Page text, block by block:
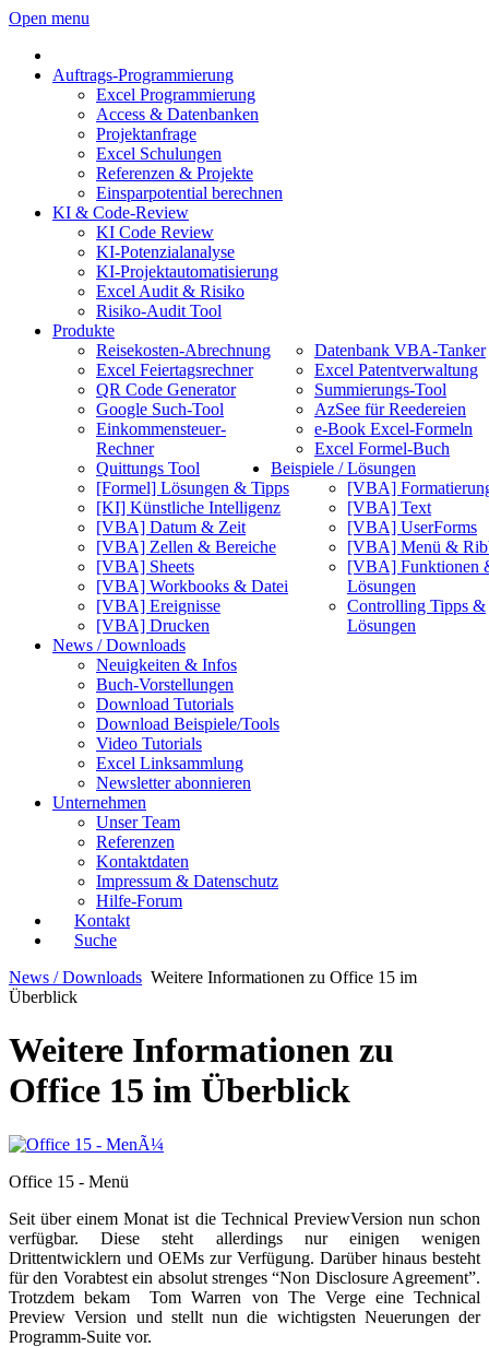
Open menu
Auftrags-Programmierung
Excel Programmierung
Access & Datenbanken
Projektanfrage
Excel Schulungen
Referenzen & Projekte
Einsparpotential berechnen
KI & Code-Review
KI Code Review
KI-Potenzialanalyse
KI-Projektautomatisierung
Excel Audit & Risiko
Risiko-Audit Tool
Produkte
Reisekosten-Abrechnung
Excel Feiertagsrechner
QR Code Generator
Google Such-Tool
Einkommensteuer-
Rechner
Quittungs Tool
Datenbank VBA-Tanker
Excel Patentverwaltung
Summierungs-Tool
AzSee für Reedereien
e-Book Excel-Formeln
Excel Formel-Buch
Beispiele / Lösungen
[Formel] Lösungen & Tipps
[KI] Künstliche Intelligenz
[VBA] Datum & Zeit
[VBA] Zellen & Bereiche
[VBA] Sheets
[VBA] Workbooks & Datei
[VBA] Ereignisse
[VBA] Drucken
[VBA]
[VBA] Text
[VBA] UserForms
[VBA] Menü &
[VBA] Funktionen
Lösungen
Controlling Tipps &
Lösungen
News / Downloads
Neuigkeiten & Infos
Buch-Vorstellungen
Download Tutorials
Download Beispiele/Tools
Video Tutorials
Excel Linksammlung
Newsletter abonnieren
Unternehmen
Unser Team
Referenzen
Kontaktdaten
Impressum & Datenschutz
Hilfe-Forum
Kontakt
Suche
News / Downloads Weitere Informationen zu Office 15 im
Überblick
Weitere Informationen zu
Office 15 im Überblick
Office 15 - Menü
Seit über einem Monat ist die Technical PreviewVersion nun schon
verfügbar. Diese steht allerdings nur einigen wenigen
Drittentwicklern und OEMs zur Verfügung. Darüber hinaus besteht
für den Vorabtest ein absolut strenges “Non Disclosure Agreement”.
Trotzdem bekam Tom Warren von The Verge eine Technical
Preview Version und stellt nun die wichtigsten Neuerungen der
Programm-Suite vor.